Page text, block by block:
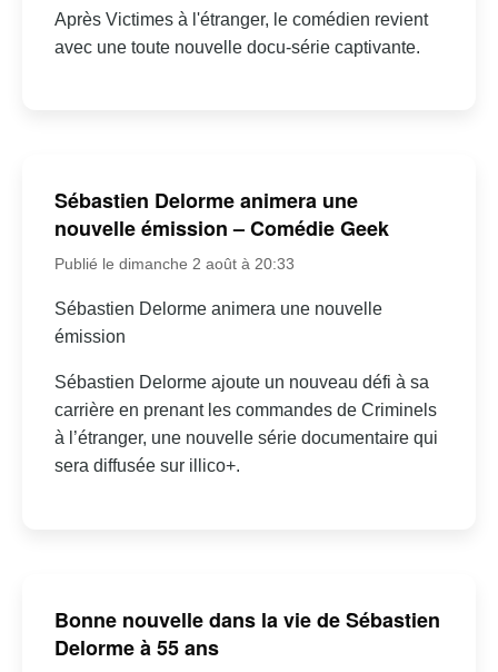
Après Victimes à l'étranger, le comédien revient
avec une toute nouvelle docu-série captivante.
Sébastien Delorme animera une
nouvelle émission – Comédie Geek
Publié le dimanche 2 août à 20:33
Sébastien Delorme animera une nouvelle
émission
Sébastien Delorme ajoute un nouveau défi à sa
carrière en prenant les commandes de Criminels
à l’étranger, une nouvelle série documentaire qui
sera diffusée sur illico+.
Bonne nouvelle dans la vie de Sébastien
Delorme à 55 ans